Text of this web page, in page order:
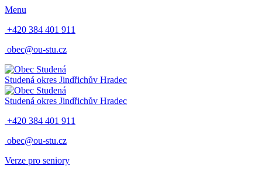
Menu
+420 384 401 911
obec@ou-stu.cz
Studená okres Jindřichův Hradec
Studená okres Jindřichův Hradec
+420 384 401 911
obec@ou-stu.cz
Verze pro seniory